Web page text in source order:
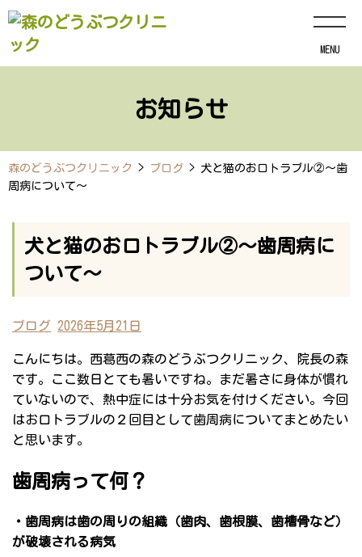
MENU
お知らせ
森のどうぶつクリニック > ブログ > 犬と猫のお口トラブル②～歯
周病について～
犬と猫のお口トラブル②～歯周病に
ついて～
ブログ 2026年5月21日
こんにちは。西葛西の森のどうぶつクリニック、院長の森
です。ここ数日とても暑いですね。まだ暑さに身体が慣れ
ていないので、熱中症には十分お気を付けください。今回
はお口トラブルの２回目として歯周病についてまとめたい
と思います。
歯周病って何？
・歯周病は歯の周りの組織（歯肉、歯根膜、歯槽骨など）
が破壊される病気